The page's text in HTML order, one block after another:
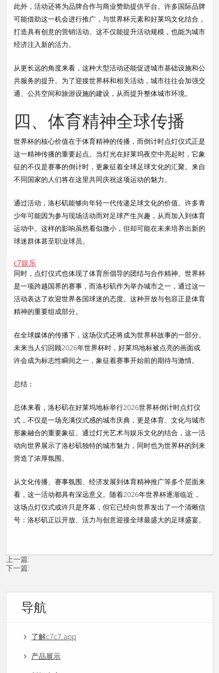
此外，活动还将为品牌合作与商业赞助提供平台。许多国际品牌
可能借助这一机会进行推广，与世界杯元素和好莱坞文化结合，
打造具有创意的营销活动。这不仅能提升活动规模，也能为城市
经济注入新的活力。
从更长远的角度来看，这种大型活动还能促进城市基础设施和公
共服务的提升。为了迎接世界杯和相关活动，城市往往会加强交
通、公共空间和旅游设施的建设，从而提升整体城市环境。
四、体育精神全球传播
世界杯的核心价值在于体育精神的传播，而倒计时点灯仪式正是
这一精神传播的重要起点。当灯光在好莱坞夜空中亮起时，它象
征的不仅是赛事的倒计时，更象征着全球足球文化的汇聚。来自
不同国家的人们将在这里共同庆祝这项运动的魅力。
通过活动，洛杉矶能够向年轻一代传递足球文化的价值。许多青
少年可能因为参与现场活动而对足球产生兴趣，从而加入到体育
运动中。这样的影响虽然看似微小，但却可能在未来培养出新的
球迷群体甚至职业球员。
c7娱乐
同时，点灯仪式也体现了体育所倡导的团结与合作精神。世界杯
是一项跨越国界的赛事，而洛杉矶作为举办城市之一，通过这一
活动表达了欢迎世界各国球迷的态度。这种开放与包容正是体育
精神的重要组成部分。
在全球媒体的传播下，这场仪式还将成为世界杯故事的一部分。
未来当人们回顾2026年世界杯时，好莱坞地标被点亮的画面或
许会成为标志性瞬间之一，象征着赛事开始前的期待与激情。
总结：
总体来看，洛杉矶在好莱坞地标举行2026世界杯倒计时点灯仪
式，不仅是一场充满仪式感的城市庆典，更是体育、文化与城市
形象融合的重要象征。通过灯光艺术与娱乐文化的结合，这一活
动向世界展示了洛杉矶独特的城市魅力，同时也为世界杯的到来
营造了浓厚氛围。
从文化传播、赛事氛围、经济发展到体育精神推广等多个层面来
看，这一活动都具有深远意义。随着2026年世界杯逐渐临近，
这场点灯仪式或许只是序幕，但它已经向世界发出了一个清晰信
号：洛杉矶正以开放、活力与创意迎接全球最盛大的足球盛宴。
上一篇:
下一篇:
导航
了解c7c7.app
产品展示